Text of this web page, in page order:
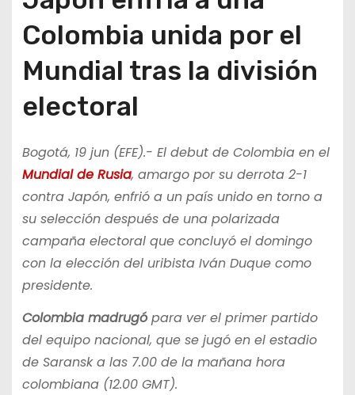
Colombia unida por el
Mundial tras la división
electoral
Bogotá, 19 jun (EFE).- El debut de Colombia en el
Mundial de Rusia, amargo por su derrota 2-1
contra Japón, enfrió a un país unido en torno a
su selección después de una polarizada
campaña electoral que concluyó el domingo
con la elección del uribista Iván Duque como
presidente.
Colombia madrugópara ver el primer partido
del equipo nacional, que se jugó en el estadio
de Saransk a las 7.00 de la mañana hora
colombiana (12.00 GMT).